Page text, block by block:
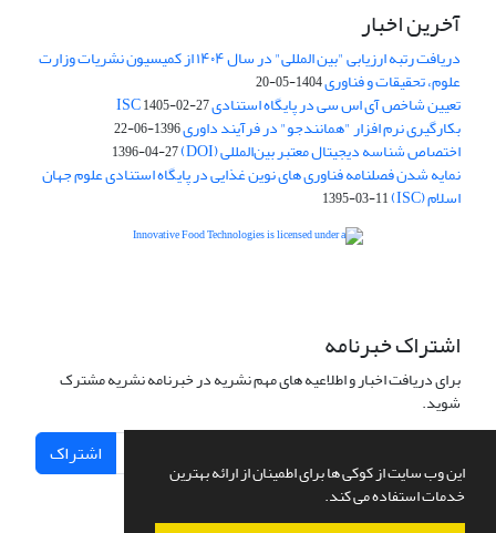
این وب سایت از کوکی ها برای اطمینان از ارائه بهترین
خدمات استفاده می کند.
آخرین اخبار
دریافت رتبه ارزیابی "بین المللی" در سال ۱۴۰۴ از کمیسیون نشریات وزارت
علوم، تحقیقات و فناوری1404-05-20
تعیین شاخص آی اس سی در پایگاه استنادی ISC1405-02-27
بکارگیری نرم افزار "همانندجو" در فرآیند داوری1396-06-22
اختصاص شناسه دیجیتال معتبر بین‌المللی (DOI) 1396-04-27
نمایه شدن فصلنامه فناوری های نوین غذایی در پایگاه استنادی علوم جهان
اسلام (ISC) 1395-03-11
اشتراک خبرنامه
برای دریافت اخبار و اطلاعیه های مهم نشریه در خبرنامه نشریه مشترک
شوید.
اشتراک